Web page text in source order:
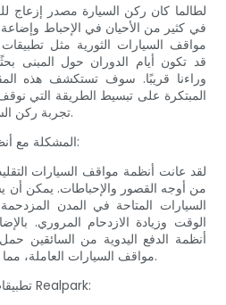
لطالما كان ركن السيارة مصدر إزعاج
في كثير من الأحيان في الإحباط
مواقف السيارات الثورية مثل
وراءنا قريبًا. سوف تستكشف هذه
المبتكرة على تبسيط الطريقة التي
تجربة ركن السيارات للسائقين في كل مكان.
المشكلة مع أنظمة مواقف السيارات التقليدية:
لقد عانت أنظمة مواقف السيارات
من أوجه القصور والإحباطات. يمكن
السيارات المتاحة في المدن
الوقت وزيادة الازدحام المروري.
أنظمة الدفع اليدوية من السائقين
مواقف السيارات العاملة، مما يضيف طبقة أخرى من الإزعاج.
تطبيقات مواقف السيارات الذكية في Realpark: